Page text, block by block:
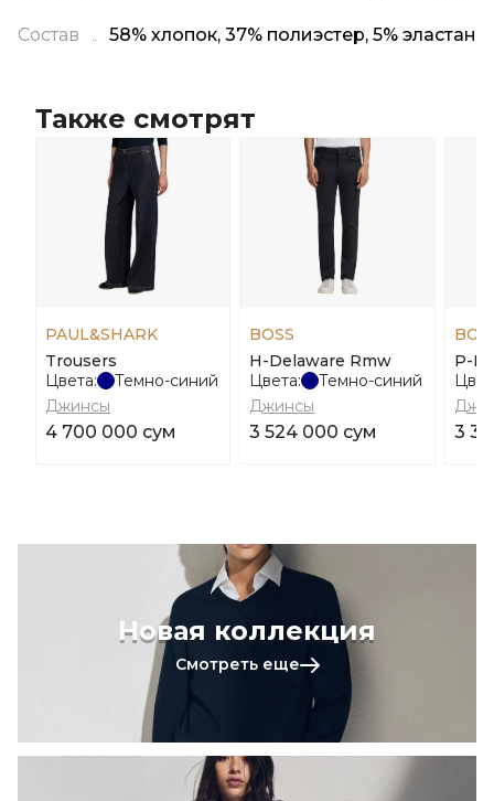
Состав 58% хлопок, 37% полиэстер, 5% эластан
Также смотрят
PAUL&SHARK
Trousers
Цвета:
Темно-синий
Джинсы
4 700 000 сум
BOSS
H-Delaware Rmw
Цвета:
Темно-синий
Джинсы
3 524 000 сум
P-
3
Новая коллекция
Смотреть еще